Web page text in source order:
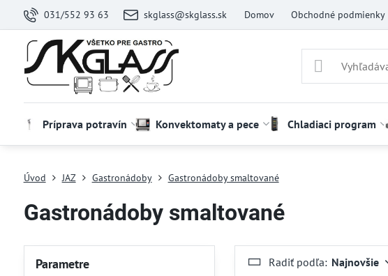
031/552 93 63 skglass@skglass.sk Domov Obchodné podmienky
Príprava potravín Konvektomaty a pece Chladiaci program
Úvod JAZ Gastronádoby Gastronádoby smaltované
Gastronádoby smaltované
Radiť podľa: Najnovšie
Parametre